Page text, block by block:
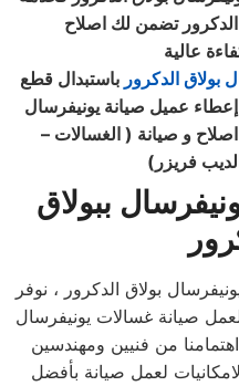
الدكرور تضمن لك اصلاح
بولاق الدكرور باستبدال قطع
إعطاء عميل صيانة يونيفرسال
و صيانة ( الغسالات –
فريزر)
ببولاق
بولاق الدكرور ، نوفر
لعمل صيانة غسالات يونيفرسال
لعمل صيانة بأفضل